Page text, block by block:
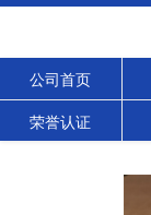
公司首页
荣誉认证